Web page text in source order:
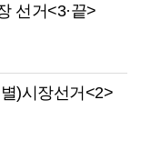
선거<3·끝>
)시장선거<2>